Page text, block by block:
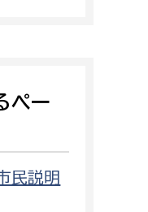
ペー
民説明